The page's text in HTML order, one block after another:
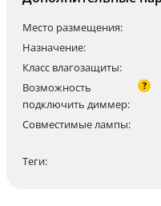
Место размещения:
Назначение:
Класс влагозащиты:
Возможность
подключить диммер:
?
Совместимые лампы:
Теги: